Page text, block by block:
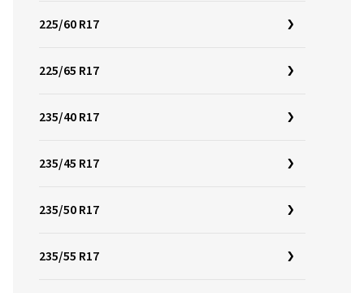
225/60 R17
225/65 R17
235/40 R17
235/45 R17
235/50 R17
235/55 R17